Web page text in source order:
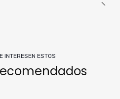
INTERESEN ESTOS